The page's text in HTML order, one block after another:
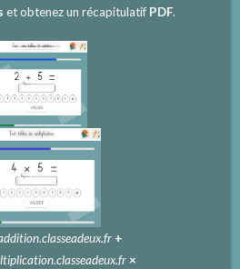
et obtenez un récapitulatif PDF.
+
×